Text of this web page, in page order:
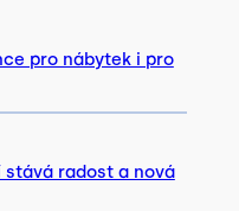
pro nábytek i pro
stává radost a nová